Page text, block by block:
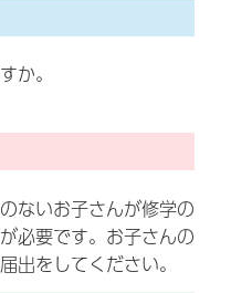
か。
ないお子さんが修学の
必要です。お子さんの
をしてください。